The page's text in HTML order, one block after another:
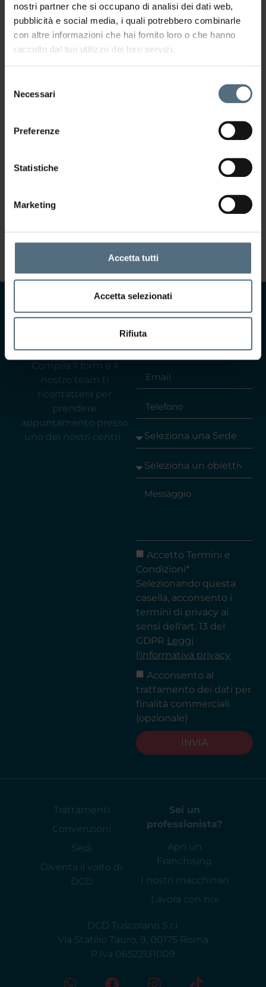
nostri partner che si occupano di analisi dei dati web,
pubblicità e social media, i quali potrebbero combinarle
con altre informazioni che hai fornito loro o che hanno
raccolto dal tuo utilizzo dei loro servizi.
delNecessari
Preferenze
Statistiche
Marketing
Accetta tutti
Accetta selezionati
Rifiuta
Roma Corso Francia
CONTATTACI
Ti interessa saperne di
più?
Compila il form e il
nostro team ti
ricontatterà per
prendere
appuntamento presso
uno dei nostri centri.
Accetto Termini e
Condizioni*
Selezionando questa
casella, acconsento i
termini di privacy ai
sensi dell'art. 13 del
GDPR Leggi
l'informativa privacy
Acconsento al
trattamento dei dati per
finalità commerciali
(opzionale)
INVIA
DCD Tuscolano S.r.l.
Via Statilio Tauro, 9, 00175 Roma
P.Iva 06522131009
Trattamenti
Convenzioni
Sedi
Diventa il volto di
DCD
Sei un
professionista?
Apri un
Franchising
I nostri macchinari
Lavora con noi